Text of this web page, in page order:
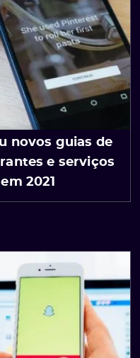
novos guias de
e serviços
2021